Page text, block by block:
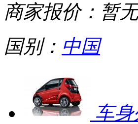
商家报价： 暂
国别： 中国
车